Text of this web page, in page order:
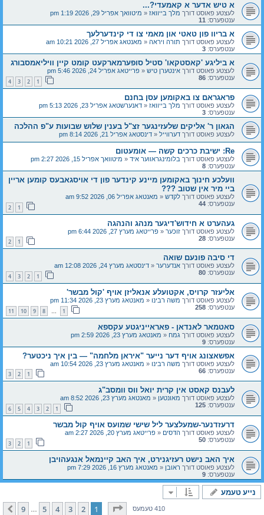
א טיש אדער א קאמעדי?...
לעצטע פאוסט דורך מלך בייוואז « מיטוואך אפריל 29, 2026 1:19 pm
ענטפערס: 11
א בריוו פון טאטי און מאמי צו די קינדערלעך
לעצטע פאוסט דורך תורה ויראה « מאנטאג אפריל 27, 2026 10:21 am
ענטפערס: 3
א ביליגע 'קאסטקאו' סטיל סופערמארקעט קומט קיין וויליאמסבורג
לעצטע פאוסט דורך אינטערן טיש « פרייטאג אפריל 24, 2026 5:46 pm
ענטפערס: 86
1
2
3
4
פראגראם צו באקומען עסן בחנם
לעצטע פאוסט דורך מלך בייוואז « דאנערשטאג אפריל 23, 2026 5:13 pm
ענטפערס: 3
הגאון ר' אליקים שלעזינגער זצ"ל בענין שלוש שבועות ע"פ ההלכה
לעצטע פאוסט דורך דערווייל « דינסטאג אפריל 21, 2026 8:14 pm
Re: ישיבת כרכים קשה — אומעטום
לעצטע פאוסט דורך בלומינגראווער איד « מיטוואך אפריל 15, 2026 2:27 pm
ענטפערס: 8
וועלכע חינוך באקומען מיינע קינדער פון די אויסגאבעס קומען אריין
ביי מיר אין שטוב ???
לעצטע פאוסט דורך לקדש « מאנטאג אפריל 06, 2026 9:52 am
ענטפערס: 44
1
2
געהערט א חידוש'דיגער מנהג והנהגה
לעצטע פאוסט דורך זוכער « פרייטאג מערץ 27, 2026 6:44 pm
ענטפערס: 28
1
2
די סיבה פונעם שואה
לעצטע פאוסט דורך אנדערער « דינסטאג מערץ 24, 2026 12:08 am
ענטפערס: 80
1
2
3
4
אליעזר קרויס, אקטועלע אנאליזן אויף 'קול מבשר'
לעצטע פאוסט דורך משה רבינו « מאנטאג מערץ 23, 2026 11:34 pm
ענטפערס: 258
1
…
8
9
10
11
סאטמאר לאנדאן - פאראייניגטע עקספא
לעצטע פאוסט דורך גמח « מאנטאג מערץ 23, 2026 2:59 pm
ענטפערס: 9
אפשאצונג אויף דער נייער "איראן מלחמה" — בין איך ניכטער?
לעצטע פאוסט דורך משה רבינו « מאנטאג מערץ 23, 2026 10:54 am
ענטפערס: 66
1
2
3
לעבנס קאסט אין קרית יואל ווס וומסב"ג
לעצטע פאוסט דורך מאונטען « מאנטאג מערץ 23, 2026 8:52 am
ענטפערס: 125
1
2
3
4
5
6
דרעזדנער-שמעלצער ליל שישי שמועס אויף קול מבשר
לעצטע פאוסט דורך הדסים « פרייטאג מערץ 20, 2026 2:27 am
ענטפערס: 50
1
2
3
איך האב נישט רעזיגנירט, איך האב קיינמאל אנגעהויבן
לעצטע פאוסט דורך ראובן « מאנטאג מערץ 16, 2026 7:29 pm
ענטפערס: 9
נייע טעמע
410 טעמעס בלאט פון9
1
2
3
4
5
9
קומענדיגע